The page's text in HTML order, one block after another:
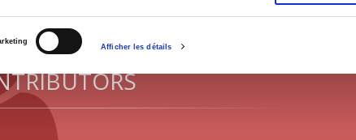
Afficher les détails